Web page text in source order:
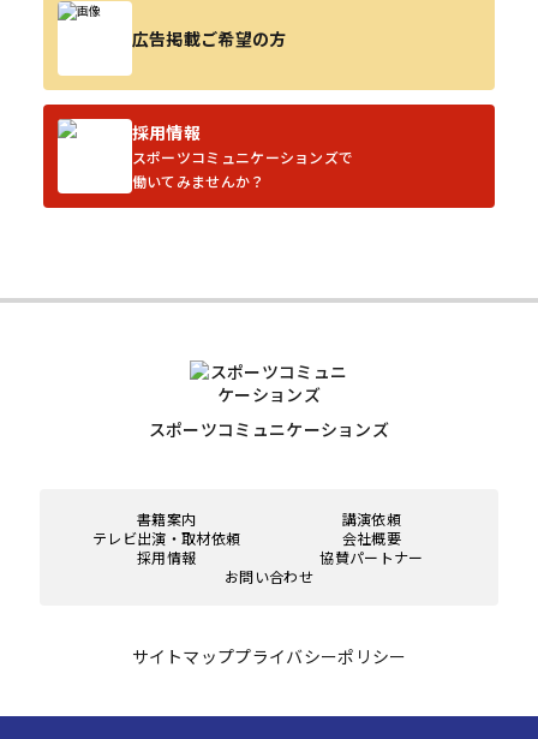
広告掲載ご希望の方
採用情報
スポーツコミュニケーションズで
働いてみませんか？
スポーツコミュニケーションズ
書籍案内
講演依頼
テレビ出演・取材依頼
会社概要
採用情報
協賛パートナー
お問い合わせ
サイトマッププライバシーポリシー